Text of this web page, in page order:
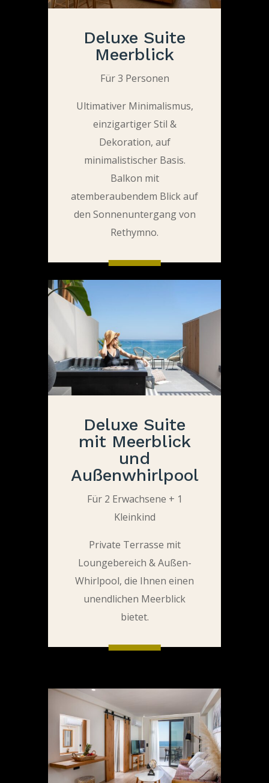
Deluxe Suite
Meerblick
Für 3 Personen
Ultimativer Minimalismus,
einzigartiger Stil &
Dekoration, auf
minimalistischer Basis.
Balkon mit
atemberaubendem Blick auf
den Sonnenuntergang von
Rethymno.
Deluxe Suite
mit Meerblick
und
Außenwhirlpool
Für 2 Erwachsene + 1
Kleinkind
Private Terrasse mit
Loungebereich & Außen-
Whirlpool, die Ihnen einen
unendlichen Meerblick
bietet.